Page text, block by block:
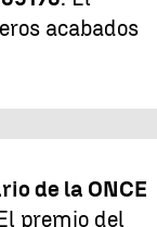
acabados
de la ONCE
premio del